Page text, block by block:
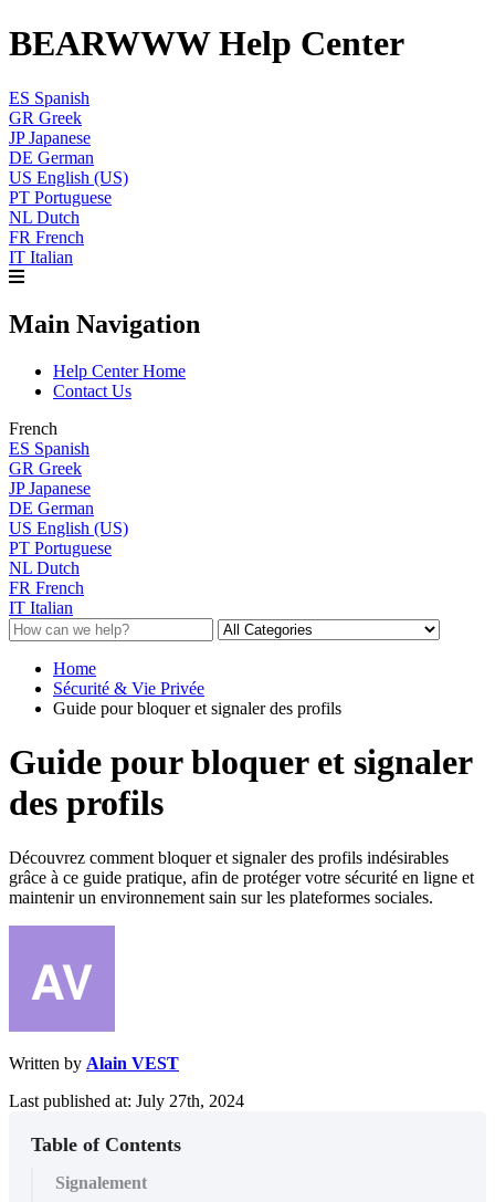
BEARWWW Help Center
ES Spanish
GR Greek
JP Japanese
DE German
US English (US)
PT Portuguese
NL Dutch
FR French
IT Italian
Main Navigation
Help Center Home
Contact Us
French
ES Spanish
GR Greek
JP Japanese
DE German
US English (US)
PT Portuguese
NL Dutch
FR French
IT Italian
Home
Sécurité & Vie Privée
Guide pour bloquer et signaler des profils
Guide pour bloquer et signaler
des profils
Découvrez comment bloquer et signaler des profils indésirables
grâce à ce guide pratique, afin de protéger votre sécurité en ligne et
maintenir un environnement sain sur les plateformes sociales.
Written by Alain VEST
Last published at: July 27th, 2024
Table of Contents
Signalement